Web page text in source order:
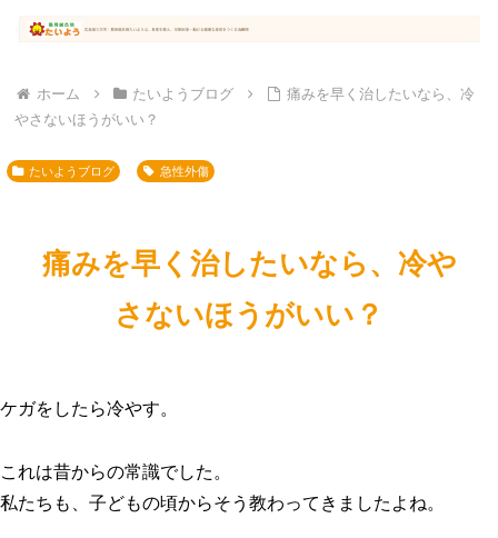
ホーム たいようブログ
痛みを早く治したいなら、冷
やさないほうがいい？
たいようブログ 急性外傷
痛みを早く治したいなら、冷や
さないほうがいい？
ケガをしたら冷やす。
これは昔からの常識でした。
私たちも、子どもの頃からそう教わってきましたよね。